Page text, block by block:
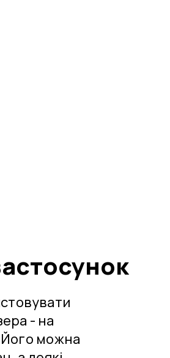
- на
Його можна